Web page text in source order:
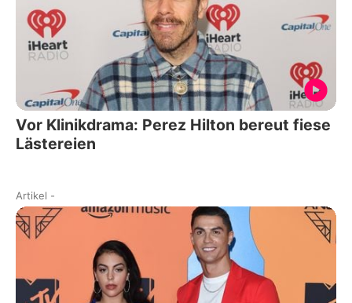
Vor Klinikdrama: Perez Hilton bereut fiese
Lästereien
Artikel -